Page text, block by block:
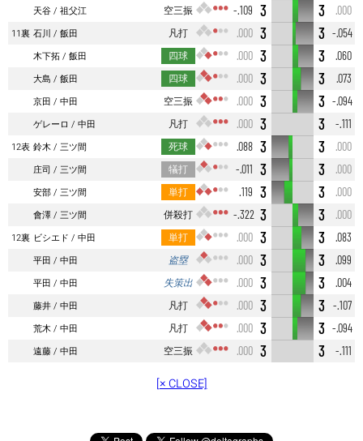
天谷
祖父江 空三振 -.109 3 3
.000
11裏 石川 飯田 凡打 .000 3 3 -.054
木下拓
飯田 四球 .000 3 3
.060
大島
飯田 四球 .000 3 3
.073
京田
中田 空三振 .000 3 3 -.094
ゲレーロ
中田 凡打 .000 3 3
-.111
12表 鈴木 三ツ間 死球 .088 3 3
.000
庄司
三ツ間 犠打 -.011 3 3
.000
安部
三ツ間 単打 .119 3 3
.000
會澤
三ツ間 併殺打 -.322 3 3
.000
12裏 ビシエド 中田 単打 .000 3 3
.083
平田
中田 盗塁 .000 3 3
.099
平田
中田 失策出 .000 3 3
.004
藤井
中田 凡打 .000 3 3
-.107
荒木
中田 凡打 .000 3 3 -.094
遠藤
中田 空三振 .000 3 3 -.111
[× CLOSE]